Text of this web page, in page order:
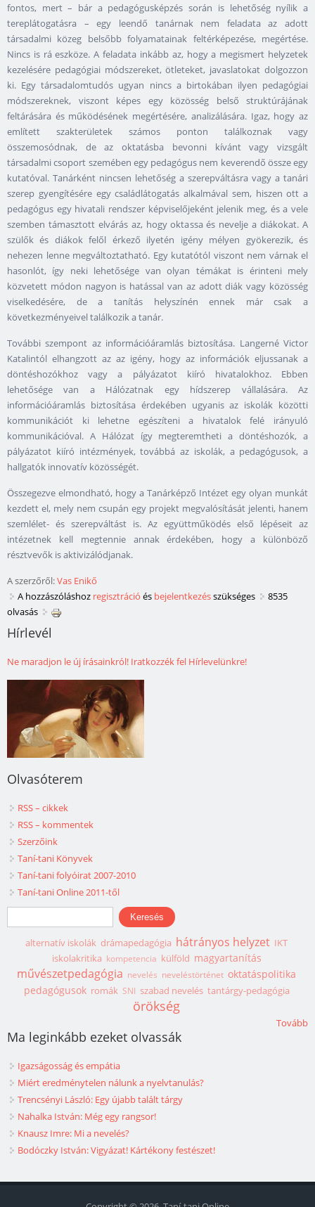
fontos, mert – bár a pedagógusképzés során is lehetőség nyílik a
tereplátogatásra – egy leendő tanárnak nem feladata az adott
társadalmi közeg belsőbb folyamatainak feltérképezése, megértése.
Nincs is rá eszköze. A feladata inkább az, hogy a megismert helyzetek
kezelésére pedagógiai módszereket, ötleteket, javaslatokat dolgozzon
ki. Egy társadalomtudós ugyan nincs a birtokában ilyen pedagógiai
módszereknek, viszont képes egy közösség belső struktúrájának
feltárására és működésének megértésére, analizálására. Igaz, hogy az
említett szakterületek számos ponton találkoznak vagy
összemosódnak, de az oktatásba bevonni kívánt vagy vizsgált
társadalmi csoport szemében egy pedagógus nem keverendő össze egy
kutatóval. Tanárként nincsen lehetőség a szerepváltásra vagy a tanári
szerep gyengítésére egy családlátogatás alkalmával sem, hiszen ott a
pedagógus egy hivatali rendszer képviselőjeként jelenik meg, és a vele
szemben támasztott elvárás az, hogy oktassa és nevelje a diákokat. A
szülők és diákok felől érkező ilyetén igény mélyen gyökerezik, és
nehezen lenne megváltoztatható. Egy kutatótól viszont nem várnak el
hasonlót, így neki lehetősége van olyan témákat is érinteni mely
közvetett módon nagyon is hatással van az adott diák vagy közösség
viselkedésére, de a tanítás helyszínén ennek már csak a
következményeivel találkozik a tanár.
További szempont az információáramlás biztosítása. Langerné Victor
Katalintól elhangzott az az igény, hogy az információk eljussanak a
döntéshozókhoz vagy a pályázatot kiíró hivatalokhoz. Ebben
lehetősége van a Hálózatnak egy hídszerep vállalására. Az
információáramlás biztosítása érdekében ugyanis az iskolák közötti
kommunikációt ki lehetne egészíteni a hivatalok felé irányuló
kommunikációval. A Hálózat így megteremtheti a döntéshozók, a
pályázatot kiíró intézmények, továbbá az iskolák, a pedagógusok, a
hallgatók innovatív közösségét.
Összegezve elmondható, hogy a Tanárképző Intézet egy olyan munkát
kezdett el, mely nem csupán egy projekt megvalósítását jelenti, hanem
szemlélet- és szerepváltást is. Az együttműködés első lépéseit az
intézetnek kell megtennie annak érdekében, hogy a különböző
résztvevők is aktivizálódjanak.
A szerzőről:Vas Enikő
A hozzászóláshoz regisztráció és bejelentkezésszükséges
8535
olvasás
Hírlevél
Ne maradjon le új írásainkról! Iratkozzék fel Hírlevelünkre!
Olvasóterem
RSS – cikkek
RSS – kommentek
Szerzőink
Taní-tani Könyvek
Taní-tani folyóirat 2007-2010
Taní-tani Online 2011-től
Keresés űrlap
Keresés
alternatív iskolák drámapedagógia hátrányos helyzet IKT
iskolakritika kompetencia külföld magyartanítás
művészetpedagógia nevelés neveléstörténet oktatáspolitika
pedagógusok romák SNI szabad nevelés tantárgy-pedagógia
örökség
Tovább
Ma leginkább ezeket olvassák
Igazságosság és empátia
Miért eredménytelen nálunk a nyelvtanulás?
Trencsényi László: Egy újabb talált tárgy
Nahalka István: Még egy rangsor!
Knausz Imre: Mi a nevelés?
Bodóczky István: Vigyázat! Kártékony festészet!